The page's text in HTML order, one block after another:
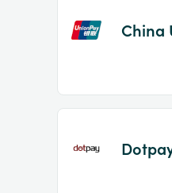
China